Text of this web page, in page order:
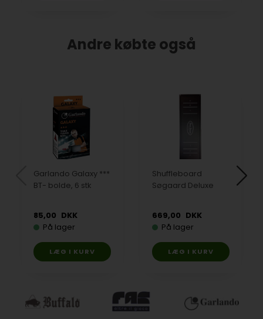
Andre købte også
Garlando Galaxy ***
BT- bolde, 6 stk
85,00 DKK
På lager
Shuffleboard
Søgaard Deluxe
669,00 DKK
På lager